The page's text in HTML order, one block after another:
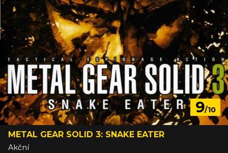
9/10
METAL GEAR SOLID 3: SNAKE EATER
Akční